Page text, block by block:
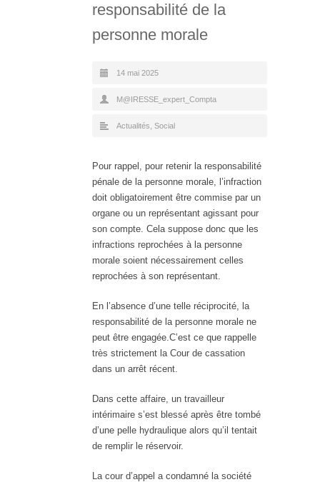
responsabilité de la
personne morale
14 mai 2025
M@IRESSE_expert_Compta
Actualités Social
Pour rappel, pour retenir la responsabilité
pénale de la personne morale, l’infraction
doit obligatoirement être commise par un
organe ou un représentant agissant pour
son compte. Cela suppose donc que les
infractions reprochées à la personne
morale soient nécessairement celles
reprochées à son représentant.
En l’absence d’une telle réciprocité, la
responsabilité de la personne morale ne
peut être engagée.C’est ce que rappelle
très strictement la Cour de cassation
dans un arrêt récent.
Dans cette affaire, un travailleur
intérimaire s’est blessé après être tombé
d’une pelle hydraulique alors qu’il tentait
de remplir le réservoir.
La cour d’appel a condamné la société